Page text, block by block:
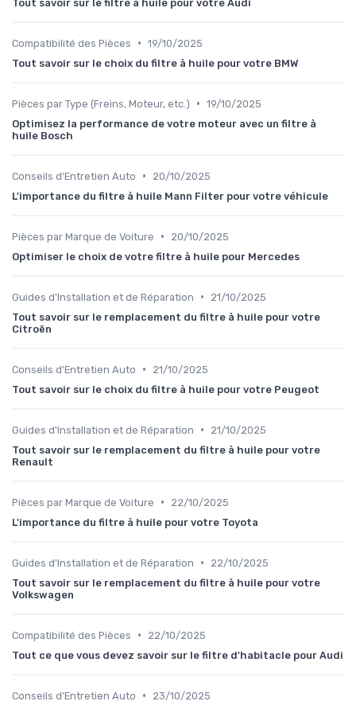
Tout savoir sur le filtre à huile pour votre Audi
Compatibilité des Pièces • 19/10/2025
Tout savoir sur le choix du filtre à huile pour votre BMW
Pièces par Type (Freins, Moteur, etc.) • 19/10/2025
Optimisez la performance de votre moteur avec un filtre à
huile Bosch
Conseils d'Entretien Auto •
20/10/2025
L'importance du filtre à huile Mann Filter pour votre véhicule
Pièces par Marque de Voiture •
20/10/2025
Optimiser le choix de votre filtre à huile pour Mercedes
Guides d'Installation et de Réparation •
21/10/2025
Tout savoir sur le remplacement du filtre à huile pour votre
Citroën
Conseils d'Entretien Auto •
21/10/2025
Tout savoir sur le choix du filtre à huile pour votre Peugeot
Guides d'Installation et de Réparation •
21/10/2025
Tout savoir sur le remplacement du filtre à huile pour votre
Renault
Pièces par Marque de Voiture •
22/10/2025
L'importance du filtre à huile pour votre Toyota
Guides d'Installation et de Réparation •
22/10/2025
Tout savoir sur le remplacement du filtre à huile pour votre
Volkswagen
Compatibilité des Pièces •
22/10/2025
Tout ce que vous devez savoir sur le filtre d'habitacle pour Audi
Conseils d'Entretien Auto •
23/10/2025